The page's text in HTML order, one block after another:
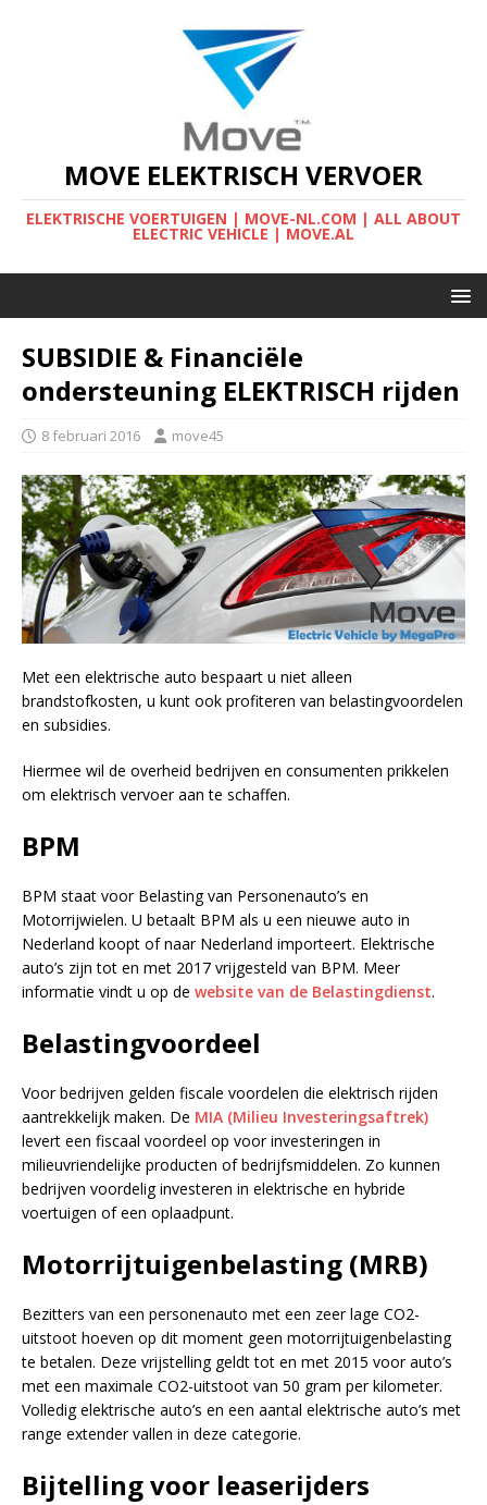
MOVE ELEKTRISCH VERVOER
ELEKTRISCHE VOERTUIGEN | MOVE-NL.COM | ALL ABOUT
ELECTRIC VEHICLE | MOVE.AL
SUBSIDIE & Financiële
ondersteuning ELEKTRISCH rijden
8 februari 2016 move45
Met een elektrische auto bespaart u niet alleen
brandstofkosten, u kunt ook profiteren van belastingvoordelen
en subsidies.
Hiermee wil de overheid bedrijven en consumenten prikkelen
om elektrisch vervoer aan te schaffen.
BPM
BPM staat voor Belasting van Personenauto’s en
Motorrijwielen. U betaalt BPM als u een nieuwe auto in
Nederland koopt of naar Nederland importeert. Elektrische
auto’s zijn tot en met 2017 vrijgesteld van BPM. Meer
informatie vindt u op de website van de Belastingdienst.
Belastingvoordeel
Voor bedrijven gelden fiscale voordelen die elektrisch rijden
aantrekkelijk maken. De MIA (Milieu Investeringsaftrek)
levert een fiscaal voordeel op voor investeringen in
milieuvriendelijke producten of bedrijfsmiddelen. Zo kunnen
bedrijven voordelig investeren in elektrische en hybride
voertuigen of een oplaadpunt.
Motorrijtuigenbelasting (MRB)
Bezitters van een personenauto met een zeer lage CO2-
uitstoot hoeven op dit moment geen motorrijtuigenbelasting
te betalen. Deze vrijstelling geldt tot en met 2015 voor auto’s
met een maximale CO2-uitstoot van 50 gram per kilometer.
Volledig elektrische auto’s en een aantal elektrische auto’s met
range extender vallen in deze categorie.
Bijtelling voor leaserijders